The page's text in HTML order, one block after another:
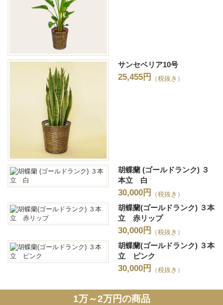
サンセベリア10号
25,455円 （税抜き）
胡蝶蘭 (ゴールドランク) ３
本立 白
30,000円 （税抜き）
胡蝶蘭(ゴールドランク) ３本
立 赤リップ
30,000円 （税抜き）
胡蝶蘭(ゴールドランク) ３本
立 ピンク
30,000円 （税抜き）
1万～2万円の商品